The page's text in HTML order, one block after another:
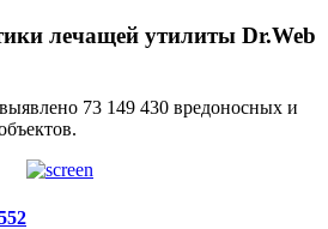
лечащей утилиты Dr.Web
73 149 430 вредоносных и